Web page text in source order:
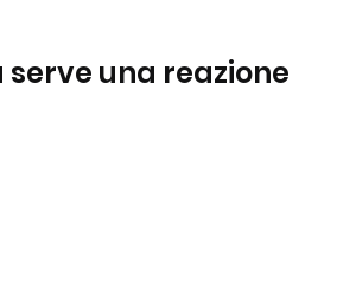
una reazione